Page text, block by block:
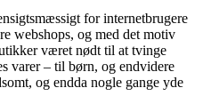
for internetbrugere
webshops, og med det motiv
været nødt til at tvinge
varer – til børn, og endvidere
og endda nogle gange yde